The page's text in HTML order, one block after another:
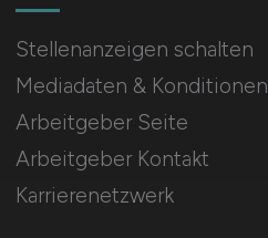
Stellenanzeigen schalten
Mediadaten & Konditionen
Arbeitgeber Seite
Arbeitgeber Kontakt
Karrierenetzwerk